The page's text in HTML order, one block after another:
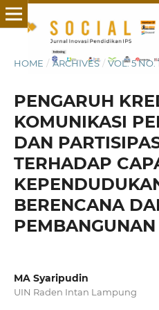
HOME / ARCHIVES / VOL. 5 NO.
PENGARUH
KOMUNIKASI
DAN
TERHADAP
BERENCANA
MA Syaripudin
UIN Raden Intan Lampung